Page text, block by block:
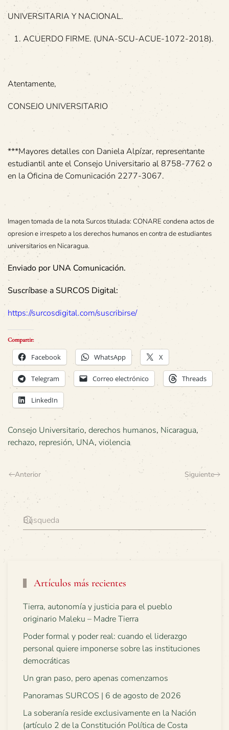
UNIVERSITARIA Y NACIONAL.
ACUERDO FIRME. (UNA-SCU-ACUE-1072-2018).
Atentamente,
CONSEJO UNIVERSITARIO
***Mayores detalles con Daniela Alpízar, representante
estudiantil ante el Consejo Universitario al 8758-7762 o
en la Oficina de Comunicación 2277-3067.
Imagen tomada de la nota Surcos titulada: CONARE condena actos de
opresion e irrespeto a los derechos humanos en contra de estudiantes
universitarios en Nicaragua.
Enviado por UNA Comunicación.
Suscríbase a SURCOS Digital:
https://surcosdigital.com/suscribirse/
Compartir:
Facebook WhatsApp X
Telegram Correo electrónico Threads
LinkedIn
Consejo Universitario, derechos humanos, Nicaragua,
rechazo, represión, UNA, violencia
Anterior Siguiente
Artículos más recientes
Tierra, autonomía y justicia para el pueblo
originario Maleku – Madre Tierra
Poder formal y poder real: cuando el liderazgo
personal quiere imponerse sobre las instituciones
democráticas
Un gran paso, pero apenas comenzamos
Panoramas SURCOS | 6 de agosto de 2026
La soberanía reside exclusivamente en la Nación
(artículo 2 de la Constitución Política de Costa